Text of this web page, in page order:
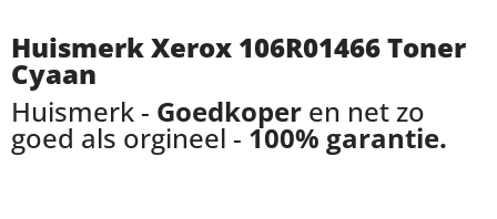
Huismerk Xerox 106R01466 Toner
Cyaan
Huismerk - Goedkoper en net zo
goed als orgineel - 100% garantie.